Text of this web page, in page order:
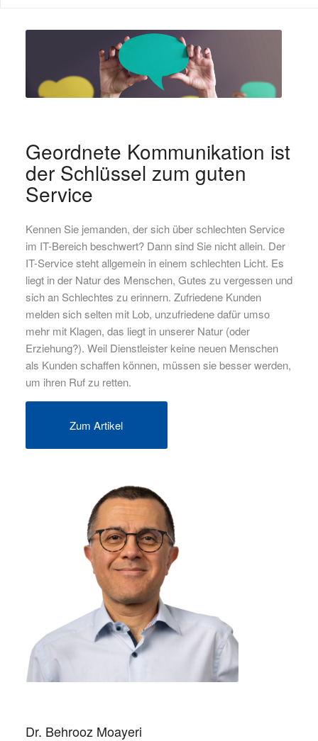
Geordnete Kommunikation ist
der Schlüssel zum guten
Service
Kennen Sie jemanden, der sich über schlechten Service
im IT-Bereich beschwert? Dann sind Sie nicht allein. Der
IT-Service steht allgemein in einem schlechten Licht. Es
liegt in der Natur des Menschen, Gutes zu vergessen und
sich an Schlechtes zu erinnern. Zufriedene Kunden
melden sich selten mit Lob, unzufriedene dafür umso
mehr mit Klagen, das liegt in unserer Natur (oder
Erziehung?). Weil Dienstleister keine neuen Menschen
als Kunden schaffen können, müssen sie besser werden,
um ihren Ruf zu retten.
Zum Artikel
Dr. Behrooz Moayeri